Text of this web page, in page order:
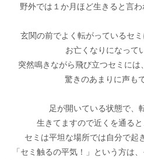
野外では１か月ほど生きると言
玄関の前でよく転がっているセ
お亡くなりになって
突然鳴きながら飛び立つセミに
驚きのあまりに声も
足が開いている状態で、
生きてますので近くを通ると
セミは平坦な場所では自分で起
「セミ触るの平気！」という方は